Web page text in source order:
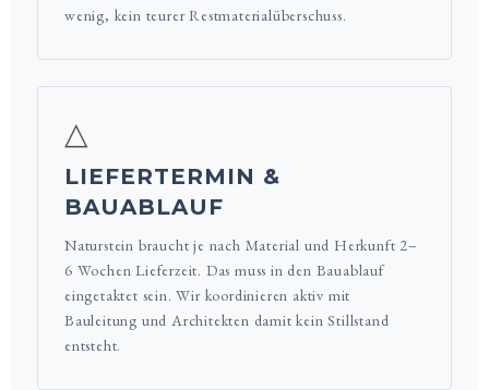
wenig, kein teurer Restmaterialüberschuss.
△
LIEFERTERMIN &
BAUABLAUF
Naturstein braucht je nach Material und Herkunft 2–
6 Wochen Lieferzeit. Das muss in den Bauablauf
eingetaktet sein. Wir koordinieren aktiv mit
Bauleitung und Architekten damit kein Stillstand
entsteht.